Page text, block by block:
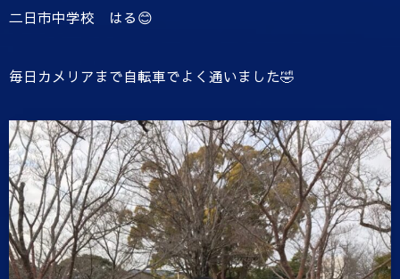
二日市中学校 はる😊
毎日カメリアまで自転車でよく通いました🤣